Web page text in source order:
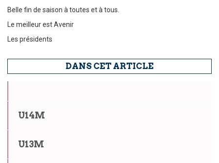
Belle fin de saison à toutes et à tous.
Le meilleur est Avenir
Les présidents
DANS CET ARTICLE
U14M
U13M